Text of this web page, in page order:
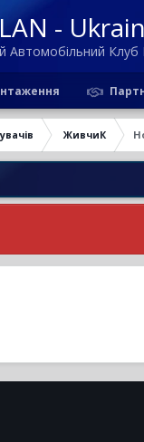
-
Автомобільний Клуб
ЖивчиК